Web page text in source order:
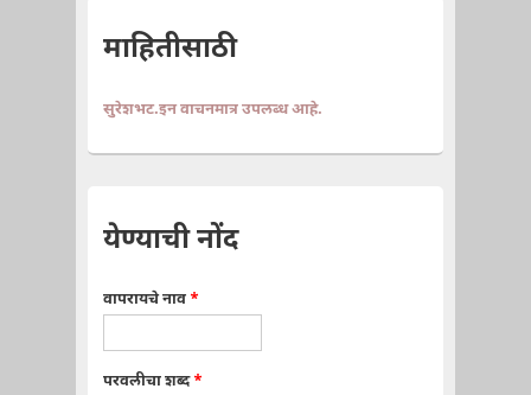
माहितीसाठी
सुरेशभट.इन वाचनमात्र उपलब्ध आहे.
येण्याची नोंद
वापरायचे नाव *
परवलीचा शब्द*